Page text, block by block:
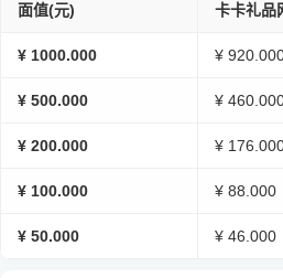
面值(元) 卡卡礼品
¥ 1000.000 ¥
¥ 500.000 ¥
¥ 200.000 ¥
¥ 100.000 ¥ 88.000
¥ 50.000 ¥ 46.000